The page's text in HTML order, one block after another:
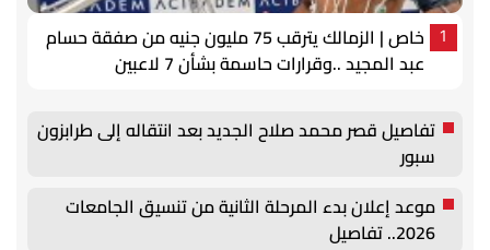
1
خاص | الزمالك يترقب 75 مليون جنيه من صفقة حسام
عبد المجيد ..وقرارات حاسمة بشأن 7 لاعبين
تفاصيل قصر محمد صلاح الجديد بعد انتقاله إلى طرابزون
سبور
موعد إعلان بدء المرحلة الثانية من تنسيق الجامعات
2026.. تفاصيل